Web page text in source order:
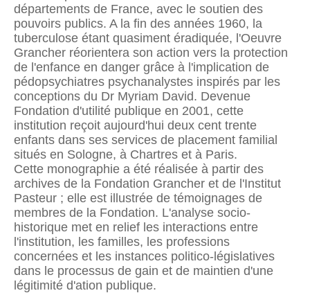
départements de France, avec le soutien des
pouvoirs publics. A la fin des années 1960, la
tuberculose étant quasiment éradiquée, l'Oeuvre
Grancher réorientera son action vers la protection
de l'enfance en danger grâce à l'implication de
pédopsychiatres psychanalystes inspirés par les
conceptions du Dr Myriam David. Devenue
Fondation d'utilité publique en 2001, cette
institution reçoit aujourd'hui deux cent trente
enfants dans ses services de placement familial
situés en Sologne, à Chartres et à Paris.
Cette monographie a été réalisée à partir des
archives de la Fondation Grancher et de l'Institut
Pasteur ; elle est illustrée de témoignages de
membres de la Fondation. L'analyse socio-
historique met en relief les interactions entre
l'institution, les familles, les professions
concernées et les instances politico-législatives
dans le processus de gain et de maintien d'une
légitimité d'ation publique.